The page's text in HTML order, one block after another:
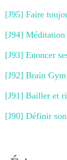
[J95] Faire
[J94] Méditation
[J93] Enoncer
[J92] Brain
[J91] Bailler et
[J90] Définir